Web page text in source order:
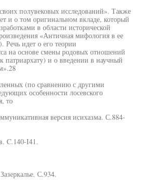
полувековых исследований». Также
и о том оригинальном вкладе, который
в области исторической
«Античная мифология в ее
Речь идет о его теории
на основе смены родовых отношений
патриархату) и о введении в научный
(по сравнению с другими
особенности лосевского
то
версия исихазма. С.884-
C.140-I41.
С.934.